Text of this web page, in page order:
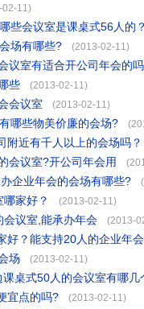
02-11)
些会议室是课桌式56人的
场有哪些?
(2013-02-11)
议室有适合开公司年会的
些
(2013-02-11)
会议室 (2013-02-11)
哪些物美价廉的会场?
附近有千人以上的会场吗？
会议室?开公司年会用
企业年会的会场有哪些?
家好？ (2013-02-11)
会议室,能承办年会 (2013-
好？能支持20人的企业年
场
(2013-02-11)
桌式50人的会议室有哪几
宜点的吗?
(2013-02-11)